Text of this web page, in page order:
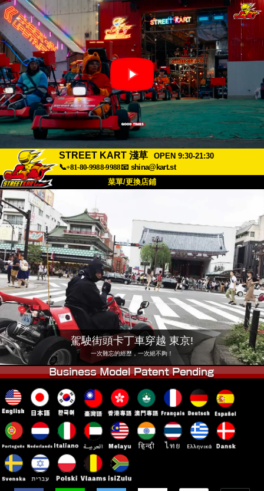
STREET KART 淺草
OPEN 9:30-21:30
📞+81-80-9988-9988📧 shina@kart.st
菜單/更換店鋪
關於 價格
交通方式 顧客聲音 常見問題
公司 預訂
更換店鋪
東京品川 #1 東京秋葉原#1
東京秋葉原#2 東京澀谷
東京澀谷附屬 東京灣
東京淺草 大阪
駕駛街頭卡丁車穿越 東京!
一次難忘的經歷，一次絕不夠！